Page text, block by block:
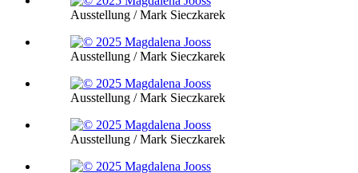
Ausstellung / Mark Sieczkarek
Ausstellung / Mark Sieczkarek
Ausstellung / Mark Sieczkarek
Ausstellung / Mark Sieczkarek